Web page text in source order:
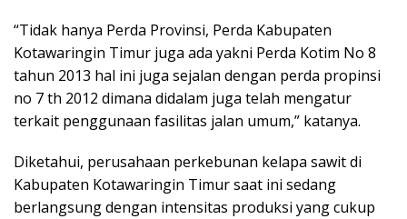
“Tidak hanya Perda Provinsi, Perda Kabupaten
Kotawaringin Timur juga ada yakni Perda Kotim No 8
tahun 2013 hal ini juga sejalan dengan perda propinsi
no 7 th 2012 dimana didalam juga telah mengatur
terkait penggunaan fasilitas jalan umum,” katanya.
Diketahui, perusahaan perkebunan kelapa sawit di
Kabupaten Kotawaringin Timur saat ini sedang
berlangsung dengan intensitas produksi yang cukup